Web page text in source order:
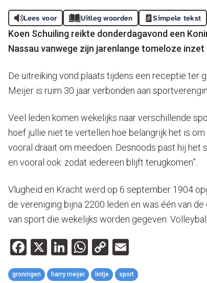
Lees voor Uitleg woorden Simpele tekst
Koen Schuiling reikte donderdagavond een
Nassau vanwege zijn jarenlange tomeloze
De uitreiking vond plaats tijdens een receptie ter
Meijer is ruim 30 jaar verbonden aan
Veel leden komen wekelijks naar verschillende
hoef jullie niet te vertellen hoe belangrijk het is
vooral draait om meedoen. Desnoods past hij
en vooral ook: zodat iedereen blijft terugkomen”.
Vlugheid en Kracht werd op 6 september 1904
de vereniging bijna 2200 leden en was één van
van sport die wekelijks worden gegeven:
Facebook
X LinkedIn
WhatsApp
Copy
Link
groningen harry meijer lintje sport